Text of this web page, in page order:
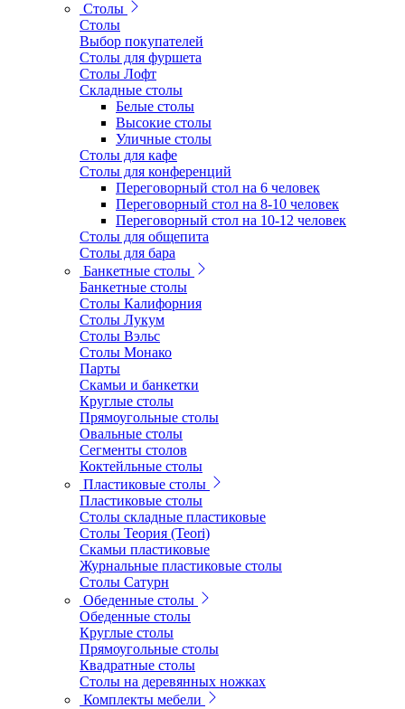
Столы
Столы
Выбор покупателей
Столы для фуршета
Столы Лофт
Складные столы
Белые столы
Высокие столы
Уличные столы
Столы для кафе
Столы для конференций
Переговорный стол на 6 человек
Переговорный стол на 8-10 человек
Переговорный стол на 10-12 человек
Столы для общепита
Столы для бара
Банкетные столы
Банкетные столы
Столы Калифорния
Столы Лукум
Столы Вэльс
Столы Монако
Парты
Скамьи и банкетки
Круглые столы
Прямоугольные столы
Овальные столы
Сегменты столов
Коктейльные столы
Пластиковые столы
Пластиковые столы
Столы складные пластиковые
Столы Теория (Teori)
Скамьи пластиковые
Журнальные пластиковые столы
Столы Сатурн
Обеденные столы
Обеденные столы
Круглые столы
Прямоугольные столы
Квадратные столы
Столы на деревянных ножках
Комплекты мебели